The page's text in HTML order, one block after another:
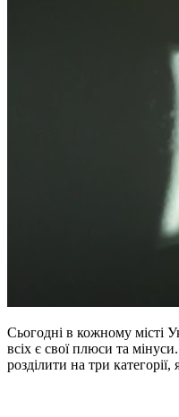
Сьогодні в кожному місті
всіх є свої плюси та
розділити на три